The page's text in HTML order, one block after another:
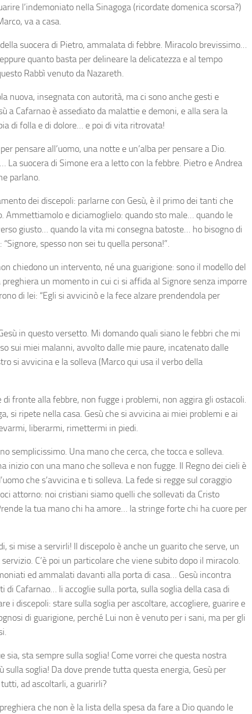
l’indemoniato nella Sinagoga (ricordate domenica scorsa?)
va a casa.
suocera di Pietro, ammalata di febbre. Miracolo brevissimo…
quanto basta per delineare la delicatezza e al tempo
Rabbì venuto da Nazareth.
nuova, insegnata con autorità, ma ci sono anche gesti e
a Cafarnao è assediato da malattie e demoni, e alla sera la
di folla e di dolore… e poi di vita ritrovata!
pensare all’uomo, una notte e un’alba per pensare a Dio.
La suocera di Simone era a letto con la febbre. Pietro e Andrea
parlano.
dei discepoli: parlarne con Gesù, è il primo dei tanti che
Ammettiamolo e diciamoglielo: quando sto male… quando le
giusto… quando la vita mi consegna batoste… ho bisogno di
spesso non sei tu quella persona!”.
chiedono un intervento, né una guarigione: sono il modello del
preghiera un momento in cui ci si affida al Signore senza imporre
di lei: “Egli si avvicinò e la fece alzare prendendola per
in questo versetto. Mi domando quali siano le febbri che mi
sui miei malanni, avvolto dalle mie paure, incatenato dalle
si avvicina e la solleva (Marco qui usa il verbo della
di fronte alla febbre, non fugge i problemi, non aggira gli ostacoli.
si ripete nella casa. Gesù che si avvicina ai miei problemi e ai
liberarmi, rimettermi in piedi.
semplicissimo. Una mano che cerca, che tocca e solleva.
inizio con una mano che solleva e non fugge. Il Regno dei cieli è
che s’avvicina e ti solleva. La fede si regge sul coraggio
attorno: noi cristiani siamo quelli che sollevati da Cristo
la tua mano chi ha amore… la stringe forte chi ha cuore per
si mise a servirli! Il discepolo è anche un guarito che serve, un
C’è poi un particolare che viene subito dopo il miracolo.
ed ammalati davanti alla porta di casa… Gesù incontra
di Cafarnao… li accoglie sulla porta, sulla soglia della casa di
i discepoli: stare sulla soglia per ascoltare, accogliere, guarire e
di guarigione, perché Lui non è venuto per i sani, ma per gli
sia, sta sempre sulla soglia! Come vorrei che questa nostra
sulla soglia! Da dove prende tutta questa energia, Gesù per
ad ascoltarli, a guarirli?
che non è la lista della spesa da fare a Dio quando le